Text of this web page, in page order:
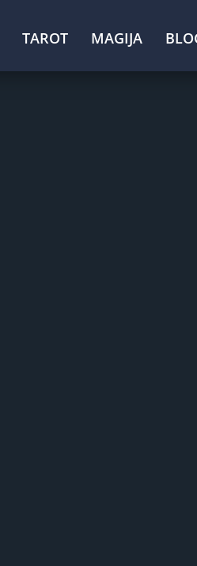
TAROT MAGIJA